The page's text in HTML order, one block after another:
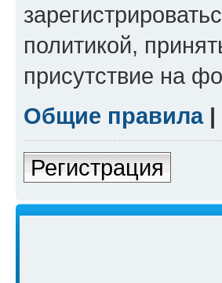
политикой,
присутствие на
Общие правила|
Регистрация